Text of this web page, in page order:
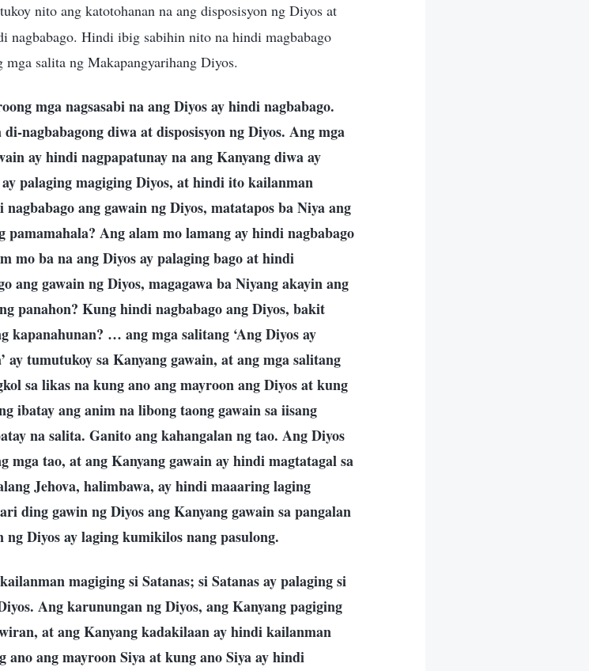
nito ang katotohanan na ang disposisyon ng Diyos at
nagbabago. Hindi ibig sabihin nito na hindi magbabago
salita ng Makapangyarihang Diyos.
mga nagsasabi na ang Diyos ay hindi nagbabago.
nagbabagong diwa at disposisyon ng Diyos. Ang mga
ay hindi nagpapatunay na ang Kanyang diwa ay
palaging magiging Diyos, at hindi ito kailanman
ang gawain ng Diyos, matatapos ba Niya ang
Ang alam mo lamang ay hindi nagbabago
mo ba na ang Diyos ay palaging bago at hindi
ang gawain ng Diyos, magagawa ba Niyang akayin ang
panahon? Kung hindi nagbabago ang Diyos, bakit
kapanahunan? … ang mga salitang ‘Ang Diyos ay
tumutukoy sa Kanyang gawain, at ang mga salitang
sa likas na kung ano ang mayroon ang Diyos at kung
ibatay ang anim na libong taong gawain sa iisang
na salita. Ganito ang kahangalan ng tao. Ang Diyos
mga tao, at ang Kanyang gawain ay hindi magtatagal sa
Jehova, halimbawa, ay hindi maaaring laging
ding gawin ng Diyos ang Kanyang gawain sa pangalan
ng Diyos ay laging kumikilos nang pasulong.
magiging si Satanas; si Satanas ay palaging si
Ang karunungan ng Diyos, ang Kanyang pagiging
at ang Kanyang kadakilaan ay hindi kailanman
ang mayroon Siya at kung ano Siya ay hindi